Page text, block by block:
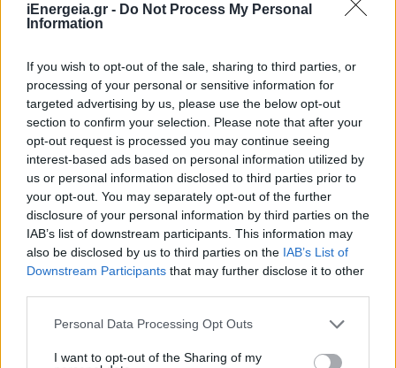
iEnergeia.gr - Do Not Process My Personal
Information
If you wish to opt-out of the sale, sharing to third parties, or
processing of your personal or sensitive information for
targeted advertising by us, please use the below opt-out
section to confirm your selection. Please note that after your
opt-out request is processed you may continue seeing
interest-based ads based on personal information utilized by
us or personal information disclosed to third parties prior to
your opt-out. You may separately opt-out of the further
disclosure of your personal information by third parties on the
IAB’s list of downstream participants. This information may
also be disclosed by us to third parties on the IAB’s List of
Downstream Participants that may further disclose it to other
Personal Data Processing Opt Outs
I want to opt-out of the Sharing of my
ΠΟΛΙΤΙΚΗ
δημιουργεί νέα και ισχυρή δυναμική για την
υλοποίηση του GSI
06/08/2026 - 12:46